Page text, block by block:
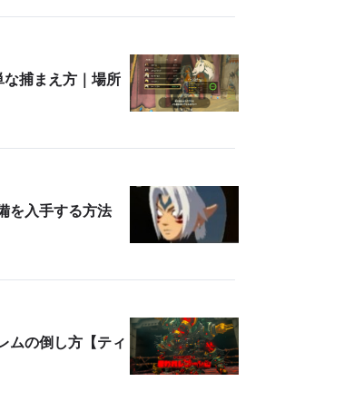
な捕まえ方｜場所
を入手する方法
ムの倒し方【ティ